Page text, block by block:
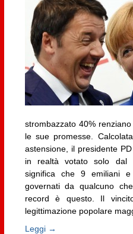
strombazzato 40%
le sue promesse.
astensione, il presidente
in realtà votato solo dal
significa che 9 emiliani
governati da qualcuno
record è questo. Il
legittimazione popolare
Leggi →